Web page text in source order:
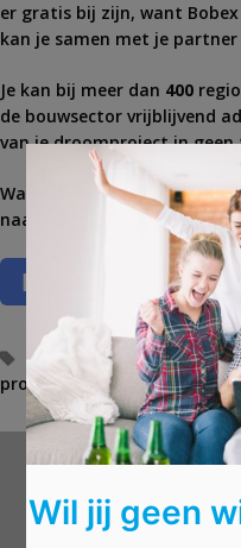
er gratis bij zijn, want
kan je samen met je
Je kan bij meer dan 400
de bouwsector vrijblijvend
van je droomproject in
Waar wacht je nog op? Doe
naar de Bisbeurs.
T
a
g
s
advies op maat,bisbeurs
projecten
renovatie,
Wat wil je winnen?
Wil jij geen